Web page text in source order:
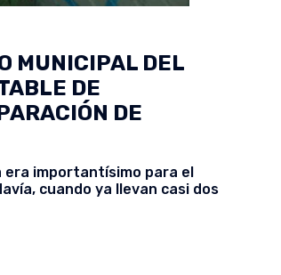
MUNICIPAL DEL
DE
DE
era importantísimo para el
cuando ya llevan casi dos